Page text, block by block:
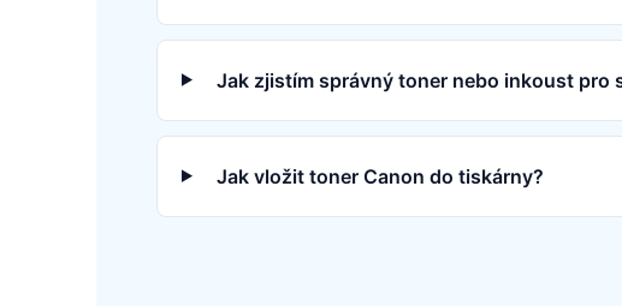
Jak zjistím správný toner nebo inkoust pro
Jak vložit toner Canon do tiskárny?